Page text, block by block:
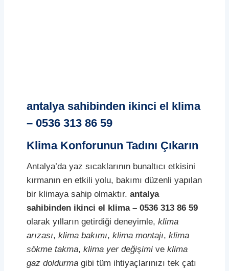
antalya sahibinden ikinci el klima
– 0536 313 86 59
Klima Konforunun Tadını Çıkarın
Antalya’da yaz sıcaklarının bunaltıcı etkisini
kırmanın en etkili yolu, bakımı düzenli yapılan
bir klimaya sahip olmaktır. antalya
sahibinden ikinci el klima – 0536 313 86 59
olarak yılların getirdiği deneyimle, klima
arızası, klima bakımı, klima montajı, klima
sökme takma, klima yer değişimi ve klima
gaz doldurma gibi tüm ihtiyaçlarınızı tek çatı